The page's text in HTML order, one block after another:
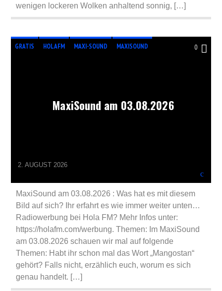
wenigen lockeren Wolken anhaltend sonnig, […]
GRATIS HOLAFM MAXI-SOUND MAXISOUND 0
MaxiSound am 03.08.2026
2. AUGUST 2026
MaxiSound am 03.08.2026 : Was hat es mit diesem
Bild auf sich? Ihr erfahrt es wie immer weiter unten…
Radiowerbung bei Hola FM? Mehr Infos unter:
https://holafm.com/werbung. Themen: Im MaxiSound
am 03.08.2026 schauen wir mal auf folgende
Themen: Habt ihr schon mal das Wort „Mangostan“
gehört? Falls nicht, erzählich euch, worum es sich
genau handelt. […]